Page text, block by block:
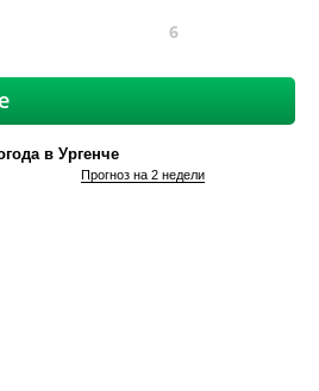
6
в Ургенче
Прогноз на 2 недели